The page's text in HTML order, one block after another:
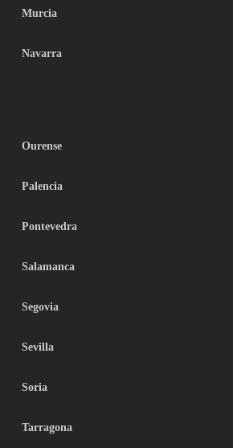
Murcia
Navarra
Ourense
Palencia
Pontevedra
Salamanca
Segovia
Sevilla
Soria
Tarragona